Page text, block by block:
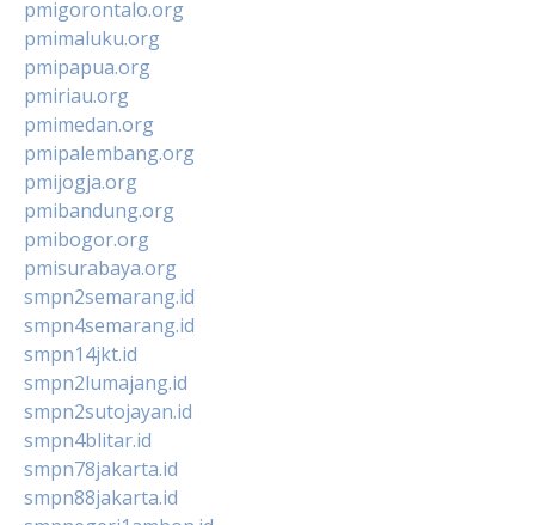
pmigorontalo.org
pmimaluku.org
pmipapua.org
pmiriau.org
pmimedan.org
pmipalembang.org
pmijogja.org
pmibandung.org
pmibogor.org
pmisurabaya.org
smpn2semarang.id
smpn4semarang.id
smpn14jkt.id
smpn2lumajang.id
smpn2sutojayan.id
smpn4blitar.id
smpn78jakarta.id
smpn88jakarta.id